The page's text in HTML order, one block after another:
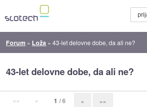
Forum » Loža »43-let delovne dobe, da ali ne?
43-let delovne dobe, da ali ne?
«« « 1 / 6 » »»